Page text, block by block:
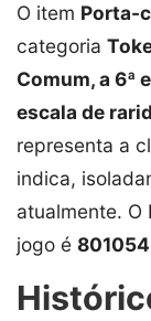
O item Porta-
categoria
Comum, a 6ª
escala de
representa a
indica,
atualmente.
jogo é